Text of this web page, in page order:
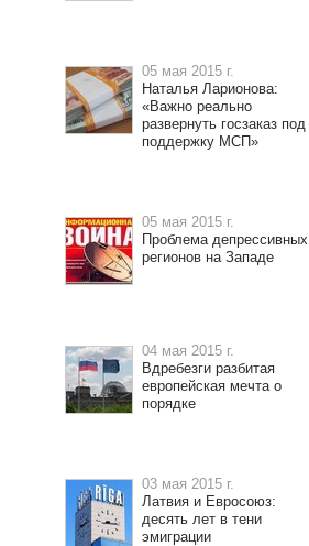
05 мая 2015 г.
Наталья Ларионова:
«Важно реально
развернуть госзаказ под
поддержку МСП»
05 мая 2015 г.
Проблема депрессивных
регионов на Западе
04 мая 2015 г.
Вдребезги разбитая
европейская мечта о
порядке
03 мая 2015 г.
Латвия и Евросоюз:
десять лет в тени
эмиграции